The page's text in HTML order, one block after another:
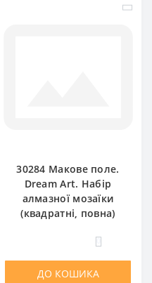
30284 Макове поле.
Dream Art. Набір
алмазної мозаїки
(квадратні, повна)
0
ДО КОШИКА